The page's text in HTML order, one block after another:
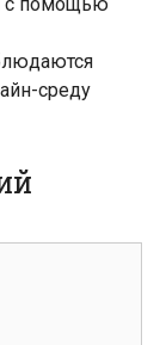
с помощью
среду